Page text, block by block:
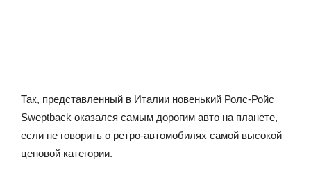
Так, представленный в Италии новенький Ролс-Ройс
Sweptback оказался самым дорогим авто на планете,
если не говорить о ретро-автомобилях самой высокой
ценовой категории.